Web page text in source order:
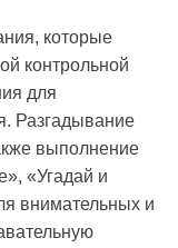
которые
контрольной
для
Разгадывание
выполнение
«Угадай и
внимательных и